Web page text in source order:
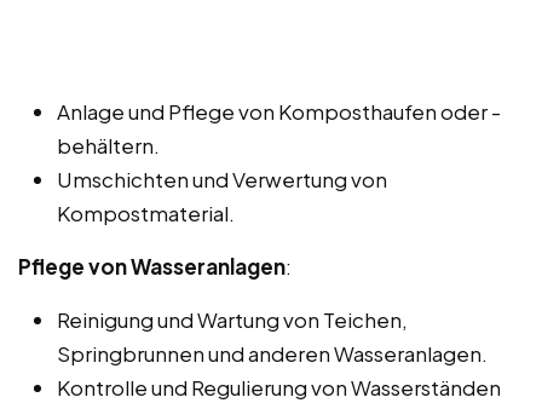
Anlage und Pflege von Komposthaufen oder -
behältern.
Umschichten und Verwertung von
Kompostmaterial.
Pflege von Wasseranlagen:
Reinigung und Wartung von Teichen,
Springbrunnen und anderen Wasseranlagen.
Kontrolle und Regulierung von Wasserständen